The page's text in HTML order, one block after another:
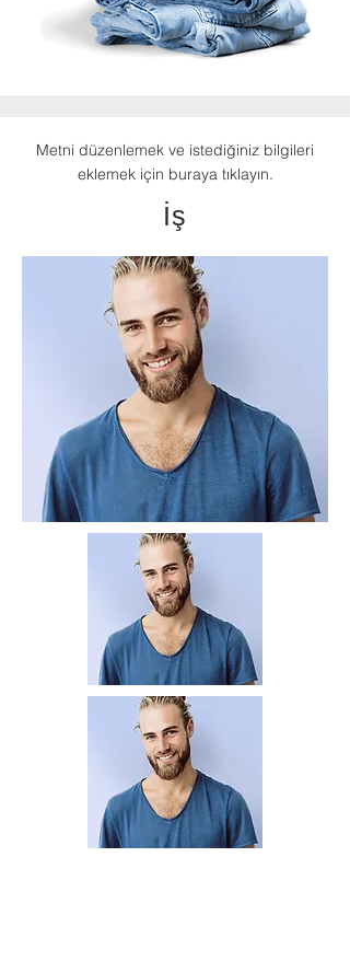
Metni düzenlemek ve istediğiniz bilgileri
eklemek için buraya tıklayın.
İş